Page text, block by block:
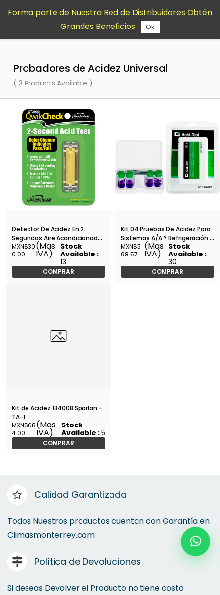
contenido
Probadores de Acidez Universal
( 3 Products Available )
Detector De Acidez En 2
Segundos Aire Acondicionado
y Refrigeración Qwikcheck -
QWIK / QW-QL2000
MXN$30
0.00
(Mas
IVA)
Stock
Available :
13
COMPRAR
Kit 04 Pruebas De Acidez Para
Sistemas A/A Y Refrigeración -
RK1349.S1 - DEACAA001
MXN$5
98.57
(Mas
IVA)
Stock
Available :
30
COMPRAR
Kit de Acidez 184008 Sporlan -
TA-1
MXN$68
4.00
(Mas
IVA)
Stock
Available :5
COMPRAR
Calidad Garantizada
Todos Nuestros productos cuentan con Garantía en
Climasmonterrey.com
Política de Devoluciones
Si deseas Devolver el Producto no tiene costo
Forma parte de Nuestra Red de Distribuidores Obtén
Grandes Beneficios
Ok